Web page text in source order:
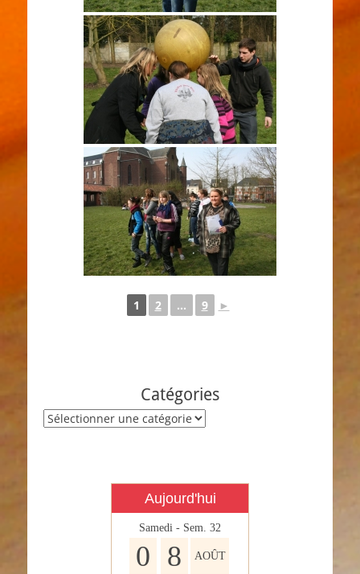
1 2 ... 9 ►
Catégories
Catégories
Aujourd'hui
Samedi - Sem. 32
0 8 AOÛT